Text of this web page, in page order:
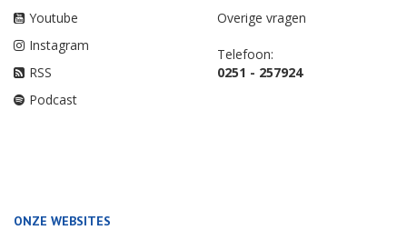
Youtube
Instagram
RSS
Podcast
Overige vragen
Telefoon:
0251 - 257924
ONZE WEBSITES